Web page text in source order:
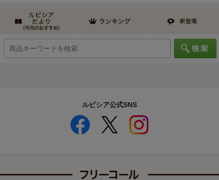
ルピシア公式SNS